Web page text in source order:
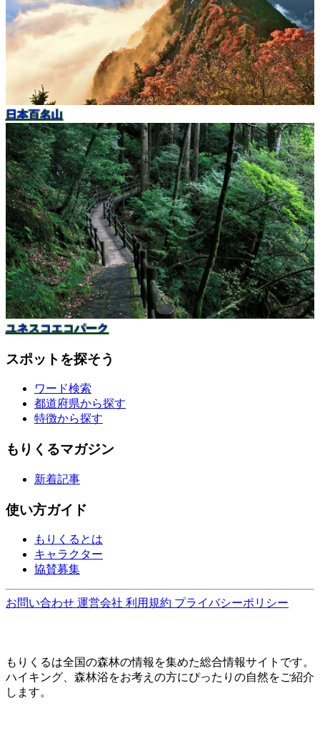
日本百名山
ユネスコエコパーク
スポットを探そう
ワード検索
都道府県から探す
特徴から探す
もりくるマガジン
新着記事
使い方ガイド
もりくるとは
キャラクター
協賛募集
お問い合わせ 運営会社 利用規約 プライバシーポリシー
もりくるは全国の森林の情報を集めた総合情報サイトです。
ハイキング、森林浴をお考えの方にぴったりの自然をご紹介
します。